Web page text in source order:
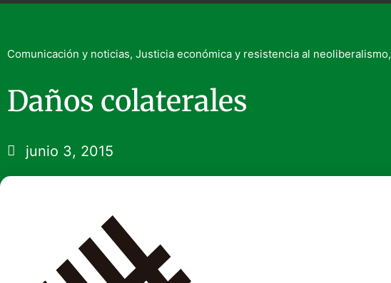
Comunicación y noticias, Justicia económica y resistencia al neoliberalismo,
Daños colaterales
junio 3, 2015